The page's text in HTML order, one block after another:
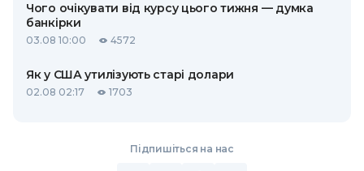
Чого очікувати від курсу цього тижня — думка
банкірки
03.08 10:00 4572
Як у США утилізують старі долари
02.08 02:17 1703
Підпишіться на нас